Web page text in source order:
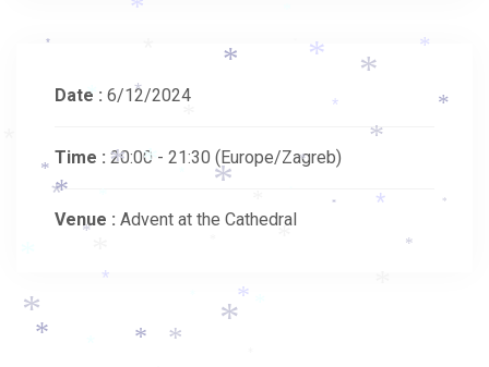
Date : 6/12/2024
Time : 20:00 - 21:30 (Europe/Zagreb)
Venue : Advent at the Cathedral
*
*
*
*
*
*
*
*
*
*
*
*
* *
* *
*
*
*
*
*
*
*
*
*
*
*
*
*
*